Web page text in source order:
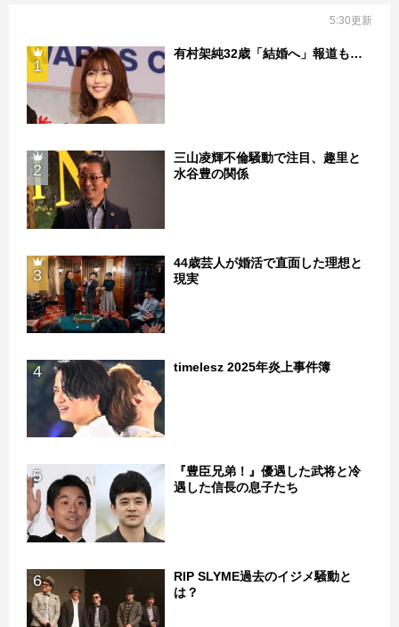
5:30更新
1
有村架純32歳「結婚へ」報道も…
2
三山凌輝不倫騒動で注目、趣里と
水谷豊の関係
3
44歳芸人が婚活で直面した理想と
現実
4 timelesz 2025年炎上事件簿
5
『豊臣兄弟！』優遇した武将と冷
遇した信長の息子たち
6
RIP SLYME過去のイジメ騒動と
は？